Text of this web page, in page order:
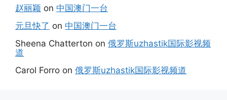
赵丽颖 on 中国澳门一台
元旦快了 on 中国澳门一台
Sheena Chatterton on 俄罗斯uzhastik国际影视频
道
Carol Forro on 俄罗斯uzhastik国际影视频道